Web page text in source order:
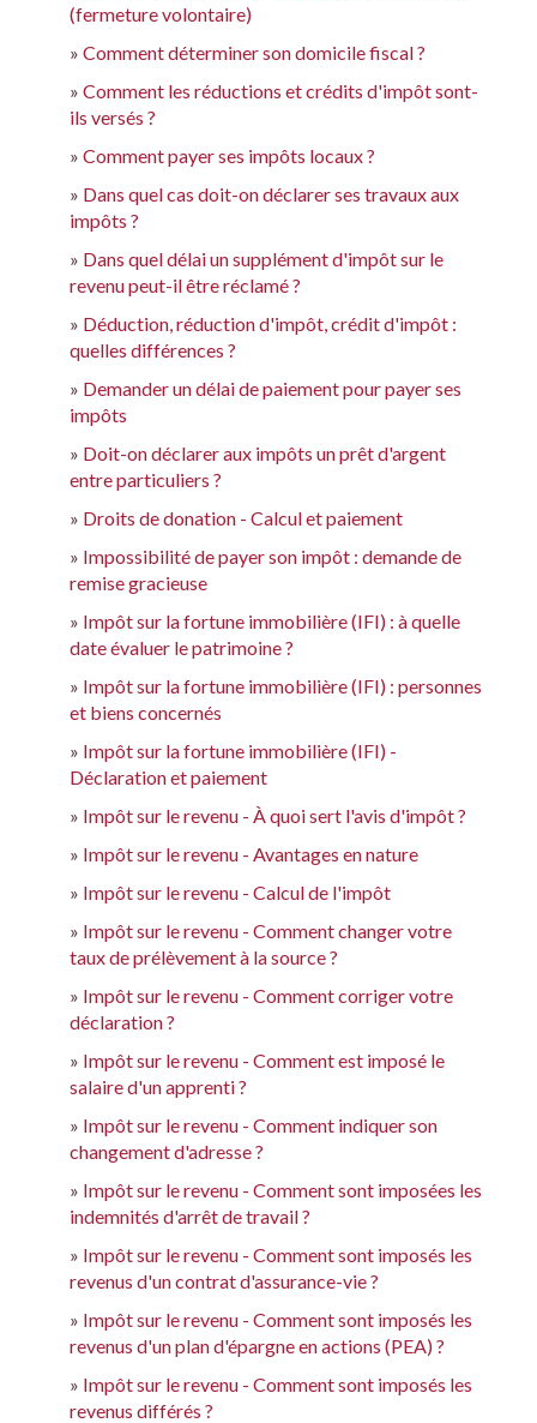
(fermeture volontaire)
Comment déterminer son domicile fiscal ?
Comment les réductions et crédits d'impôt sont-
ils versés ?
Comment payer ses impôts locaux ?
Dans quel cas doit-on déclarer ses travaux aux
impôts ?
Dans quel délai un supplément d'impôt sur le
revenu peut-il être réclamé ?
Déduction, réduction d'impôt, crédit d'impôt :
quelles différences ?
Demander un délai de paiement pour payer ses
impôts
Doit-on déclarer aux impôts un prêt d'argent
entre particuliers ?
Droits de donation - Calcul et paiement
Impossibilité de payer son impôt : demande de
remise gracieuse
Impôt sur la fortune immobilière (IFI) : à quelle
date évaluer le patrimoine ?
Impôt sur la fortune immobilière (IFI) : personnes
et biens concernés
Impôt sur la fortune immobilière (IFI) -
Déclaration et paiement
Impôt sur le revenu - À quoi sert l'avis d'impôt ?
Impôt sur le revenu - Avantages en nature
Impôt sur le revenu - Calcul de l'impôt
Impôt sur le revenu - Comment changer votre
taux de prélèvement à la source ?
Impôt sur le revenu - Comment corriger votre
déclaration ?
Impôt sur le revenu - Comment est imposé le
salaire d'un apprenti ?
Impôt sur le revenu - Comment indiquer son
changement d'adresse ?
Impôt sur le revenu - Comment sont imposées les
indemnités d'arrêt de travail ?
Impôt sur le revenu - Comment sont imposés les
revenus d'un contrat d'assurance-vie ?
Impôt sur le revenu - Comment sont imposés les
revenus d'un plan d'épargne en actions (PEA) ?
Impôt sur le revenu - Comment sont imposés les
revenus différés ?